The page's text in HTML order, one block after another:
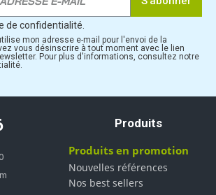
de confidentialité.
mon adresse e-mail pour l'envoi de la
vous désinscrire à tout moment avec le lien
Pour plus d'informations, consultez notre
Produits
Produits en promotion
Nouvelles références
Nos best sellers